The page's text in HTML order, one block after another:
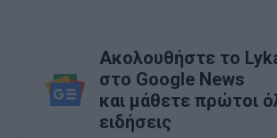
Ακολουθήστε το
στο Google News
και μάθετε πρώτοι
ειδήσεις